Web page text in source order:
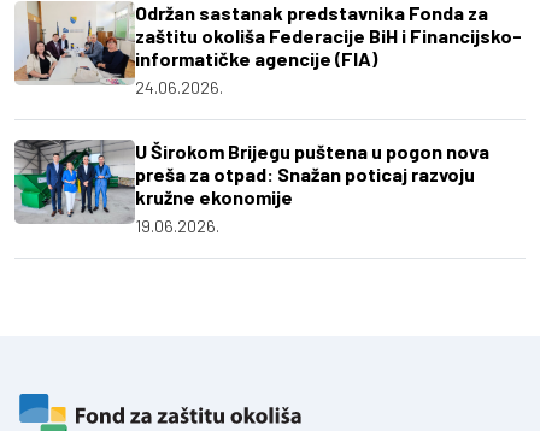
Održan sastanak predstavnika Fonda za
zaštitu okoliša Federacije BiH i Financijsko-
informatičke agencije (FIA)
24.06.2026.
U Širokom Brijegu puštena u pogon nova
preša za otpad: Snažan poticaj razvoju
kružne ekonomije
19.06.2026.